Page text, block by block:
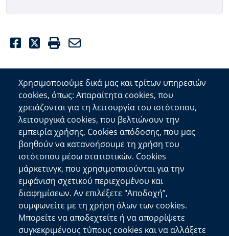
Facebook
Twitter
Print
Επικοινωνία
Αποκεντρωμένη Διοίκηση Κρήτης
Πλατεία Κουντουριώτη 71202 Ηράκλειο
Επικοινωνήστε μαζί μας
Χρήσιμοι Σύνδεσμοι
Ελληνική Κυβέρνηση
Ευρωπαϊκή Επιτροπή
Πληροφορίες Ιστότοπου
Χρησιμοποιούμε δικά μας και τρίτων υπηρεσιών
cookies, όπως: Απαραίτητα cookies, που
χρειάζονται για τη λειτουργία του ιστότοπου,
λειτουργικά cookies, που βελτιώνουν την
εμπειρία χρήσης, Cookies απόδοσης, που μας
βοηθούν να κατανοήσουμε τη χρήση του
ιστότοπου μέσω στατιστικών. Cookies
μάρκετινγκ, που χρησιμοποιούνται για την
εμφάνιση σχετικού περιεχομένου και
διαφημίσεων. Αν επιλέξετε "Αποδοχή”,
συμφωνείτε με τη χρήση όλων των cookies.
Μπορείτε να αποδεχτείτε ή να απορρίψετε
συγκεκριμένους τύπους cookies και να αλλάξετε